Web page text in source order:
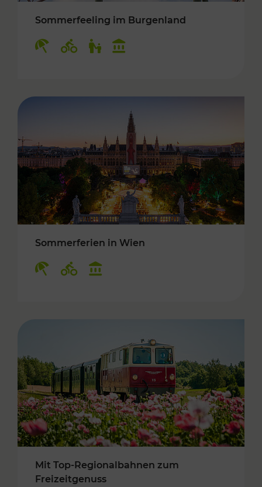
Sommerfeeling im Burgenland
Sommerferien in Wien
Mit Top-Regionalbahnen zum
Freizeitgenuss